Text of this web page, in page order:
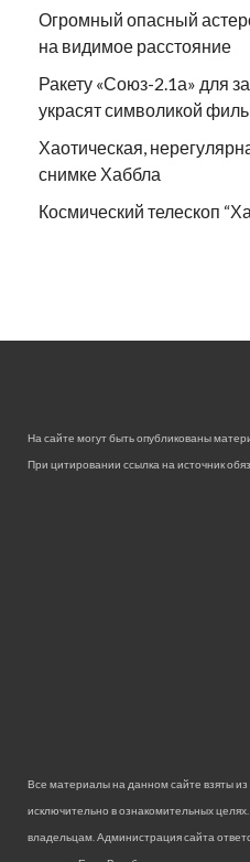
Огромный опасный
на видимое расстояние
Ракету «Союз-2.1а» для
украсят символикой
Хаотическая,
снимке Хаббла
Космический телескоп
На сайте могут быть опубликованы
При цитировании ссылка на источник
Все материалы на данном сайте взяты из
исключительно в ознакомительных
владельцам. Администрация сайта